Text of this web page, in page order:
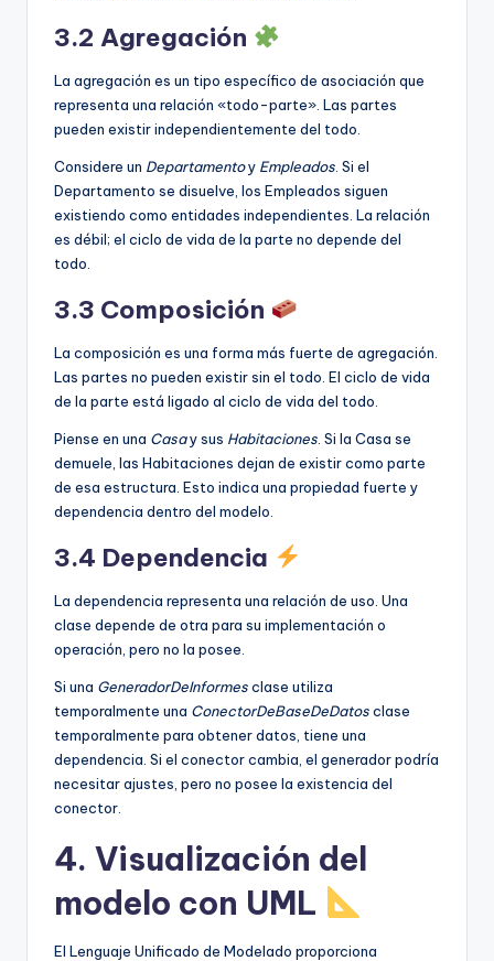
3.2 Agregación
La agregación es un tipo específico de asociación que
representa una relación «todo-parte». Las partes
pueden existir independientemente del todo.
Considere un Departamentoy Empleados . Si el
Departamento se disuelve, los Empleados siguen
existiendo como entidades independientes. La relación
es débil; el ciclo de vida de la parte no depende del
todo.
3.3 Composición
La composición es una forma más fuerte de agregación.
Las partes no pueden existir sin el todo. El ciclo de vida
de la parte está ligado al ciclo de vida del todo.
Piense en una Casay sus Habitaciones . Si la Casa se
demuele, las Habitaciones dejan de existir como parte
de esa estructura. Esto indica una propiedad fuerte y
dependencia dentro del modelo.
3.4 Dependencia
La dependencia representa una relación de uso. Una
clase depende de otra para su implementación o
operación, pero no la posee.
Si una GeneradorDeInformesclase utiliza
temporalmente una ConectorDeBaseDeDatosclase
temporalmente para obtener datos, tiene una
dependencia. Si el conector cambia, el generador podría
necesitar ajustes, pero no posee la existencia del
conector.
4. Visualización del
modelo con UML
El Lenguaje Unificado de Modelado proporciona